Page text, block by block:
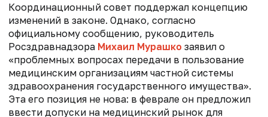
Координационный совет поддержал концепцию
изменений в законе. Однако, согласно
официальному сообщению, руководитель
Росздравнадзора Михаил Мурашко заявил о
«проблемных вопросах передачи в пользование
медицинским организациям частной системы
здравоохранения государственного имущества».
Эта его позиция не нова: в феврале он предложил
ввести допуски на медицинский рынок для